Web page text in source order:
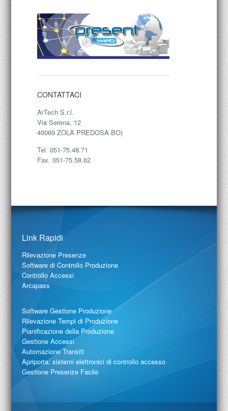
CONTATTACI
ArTech S.r.l.
Via Serena, 12
40069 ZOLA PREDOSA BO)
Tel. 051-75.48.71
Fax. 051-75.58.62
Link Rapidi
Rilevazione Presenze
Software di Controllo Produzione
Controllo Accessi
Arcapass
Software Gestione Produzione
Rilevazione Tempi di Produzione
Pianificazione della Produzione
Gestione Accessi
Automazione Transiti
Apriporta: sistemi elettronici di controllo accesso
Gestione Presenze Facile